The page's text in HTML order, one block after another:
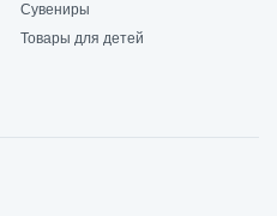
Сувениры
Товары для детей